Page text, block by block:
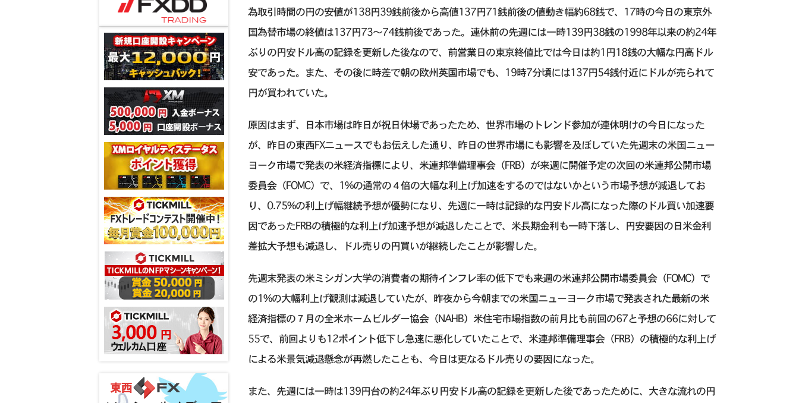
為取引時間の円の安値が138円39銭前後から高値137円71銭前後の値動き幅約68銭で、17時の今日の東京外
国為替市場の終値は137円73〜74銭前後であった。連休前の先週には一時139円38銭の1998年以来の約24年
ぶりの円安ドル高の記録を更新した後なので、前営業日の東京終値比では今日は約1円18銭の大幅な円高ドル
安であった。また、その後に時差で朝の欧州英国市場でも、19時7分頃には137円54銭付近にドルが売られて
円が買われていた。
原因はまず、日本市場は昨日が祝日休場であったため、世界市場のトレンド参加が連休明けの今日になった
が、昨日の東西FXニュースでもお伝えした通り、昨日の世界市場にも影響を及ぼしていた先週末の米国ニュー
ヨーク市場で発表の米経済指標により、米連邦準備理事会（FRB）が来週に開催予定の次回の米連邦公開市場
委員会（FOMC）で、1%の通常の４倍の大幅な利上げ加速をするのではないかという市場予想が減退してお
り、0.75%の利上げ幅継続予想が優勢になり、先週に一時は記録的な円安ドル高になった際のドル買い加速要
因であったFRBの積極的な利上げ加速予想が減退したことで、米長期金利も一時下落し、円安要因の日米金利
差拡大予想も減退し、ドル売りの円買いが継続したことが影響した。
先週末発表の米ミシガン大学の消費者の期待インフレ率の低下でも来週の米連邦公開市場委員会（FOMC）で
の1%の大幅利上げ観測は減退していたが、昨夜から今朝までの米国ニューヨーク市場で発表された最新の米
経済指標の７月の全米ホームビルダー協会（NAHB）米住宅市場指数の前月比も前回の67と予想の66に対して
55で、前回よりも12ポイント低下し急速に悪化していたことで、米連邦準備理事会（FRB）の積極的な利上げ
による米景気減退懸念が再燃したことも、今日は更なるドル売りの要因になった。
また、先週には一時は139円台の約24年ぶり円安ドル高の記録を更新した後であったために、大きな流れの円